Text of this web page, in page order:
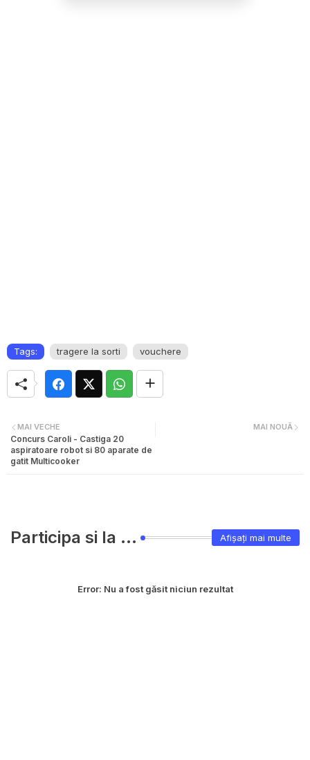
Tags: tragere la sorti vouchere
MAI NOUĂ
MAI VECHE
Concurs Caroli - Castiga 20
aspiratoare robot si 80 aparate de
gatit Multicooker
Participa si la ... Afișați mai multe
Error: Nu a fost găsit niciun rezultat